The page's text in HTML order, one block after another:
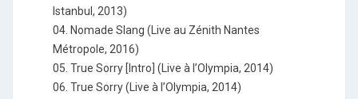
Istanbul, 2013)
04. Nomade Slang (Live au Zénith Nantes
Métropole, 2016)
05. True Sorry [Intro] (Live à l’Olympia, 2014)
06. True Sorry (Live à l’Olympia, 2014)